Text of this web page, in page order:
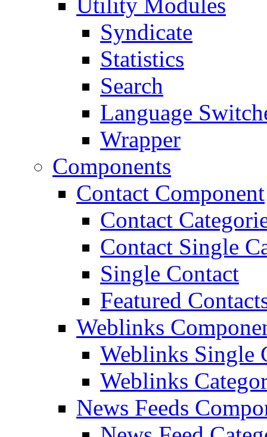
Utility Modules
Syndicate
Statistics
Search
Language
Wrapper
Components
Contact Component
Contact
Contact Single
Single Contact
Featured
Weblinks
Weblinks Single
Weblinks
News Feeds